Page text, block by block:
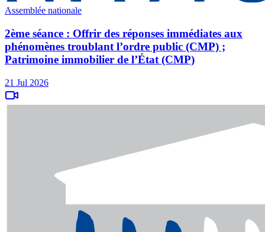
Assemblée nationale
2ème séance : Offrir des réponses immédiates aux
phénomènes troublant l’ordre public (CMP) ;
Patrimoine immobilier de l’État (CMP)
21 Jul 2026